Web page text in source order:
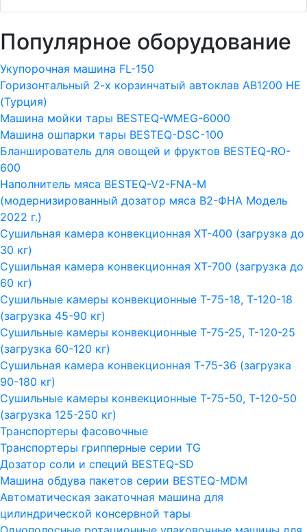
Популярное оборудование
Укупорочная машина FL-150
Горизонтальный 2-х корзинчатый автоклав АВ1200 HE
(Турция)
Машина мойки тары BESTEQ-WMEG-6000
Машина ошпарки тары BESTEQ-DSC-100
Бланширователь для овощей и фруктов BESTEQ-RO-
600
Наполнитель мяса BESTEQ-V2-FNA-M
(модернизированный дозатор мяса В2-ФНА Модель
2022 г.)
Сушильная камера конвекционная ХТ-400 (загрузка до
30 кг)
Сушильная камера конвекционная ХТ-700 (загрузка до
60 кг)
Сушильные камеры конвекционные Т-75-18, Т-120-18
(загрузка 45-90 кг)
Сушильные камеры конвекционные Т-75-25, Т-120-25
(загрузка 60-120 кг)
Сушильная камера конвекционная Т-75-36 (загрузка
90-180 кг)
Сушильные камеры конвекционные Т-75-50, Т-120-50
(загрузка 125-250 кг)
Транспортеры фасовочные
Транспортеры грипперные серии TG
Дозатор соли и специй BESTEQ-SD
Машина обдува пакетов серии ВESTEQ-MDM
Автоматическая закаточная машина для
цилиндрической консервной тары